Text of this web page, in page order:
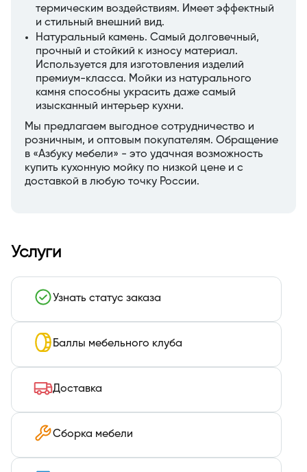
термическим воздействиям. Имеет эффектный
и стильный внешний вид.
Натуральный камень. Самый долговечный,
прочный и стойкий к износу материал.
Используется для изготовления изделий
премиум-класса. Мойки из натурального
камня способны украсить даже самый
изысканный интерьер кухни.
Мы предлагаем выгодное сотрудничество и
розничным, и оптовым покупателям. Обращение
в «Азбуку мебели» - это удачная возможность
купить кухонную мойку по низкой цене и с
доставкой в любую точку России.
Услуги
Узнать статус заказа
Баллы мебельного клуба
Доставка
Сборка мебели